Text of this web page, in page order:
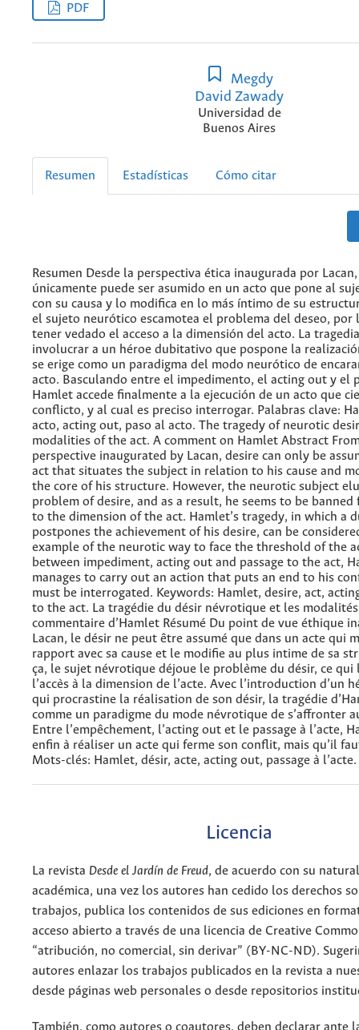
PDF
Megdy
David Zawady
Universidad de
Buenos Aires
Resumen Estadísticas Cómo citar
Resumen Desde la perspectiva ética inaugurada por
únicamente puede ser asumido en un acto que pone al
con su causa y lo modifica en lo más íntimo de su
el sujeto neurótico escamotea el problema del deseo, por
tener vedado el acceso a la dimensión del acto. La
involucrar a un héroe dubitativo que pospone la
se erige como un paradigma del modo neurótico de
acto. Basculando entre el impedimento, el acting out y el
Hamlet accede finalmente a la ejecución de un acto que
conflicto, y al cual es preciso interrogar. Palabras clave:
acto, acting out, paso al acto. The tragedy of neurotic
modalities of the act. A comment on Hamlet Abstract
perspective inaugurated by Lacan, desire can only be
act that situates the subject in relation to his cause and
the core of his structure. However, the neurotic subject
problem of desire, and as a result, he seems to be banned
to the dimension of the act. Hamlet’s tragedy, in which a
postpones the achievement of his desire, can be
example of the neurotic way to face the threshold of the
between impediment, acting out and passage to the act,
manages to carry out an action that puts an end to his
must be interrogated. Keywords: Hamlet, desire, act,
to the act. La tragédie du désir névrotique et les modalités
commentaire d’Hamlet Résumé Du point de vue éthique
Lacan, le désir ne peut être assumé que dans un acte qui
rapport avec sa cause et le modifie au plus intime de sa
ça, le sujet névrotique déjoue le problème du désir, ce qui
l’accès à la dimension de l’acte. Avec l’introduction d’un
qui procrastine la réalisation de son désir, la tragédie
comme un paradigme du mode névrotique de s’affronter
Entre l’empêchement, l’acting out et le passage à l’acte,
enfin à réaliser un acte qui ferme son conflit, mais qu’il
Mots-clés: Hamlet, désir, acte, acting out, passage à l’acte.
Licencia
La revista Desde el Jardín de Freud, de acuerdo con su
académica, una vez los autores han cedido los derechos
trabajos, publica los contenidos de sus ediciones en
acceso abierto a través de una licencia de Creative
“atribución, no comercial, sin derivar” (BY-NC-ND).
autores enlazar los trabajos publicados en la revista a
desde páginas web personales o desde repositorios